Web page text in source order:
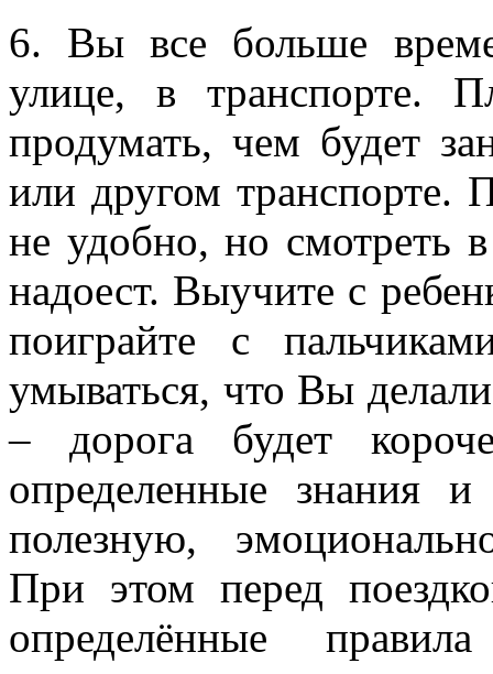
6. Вы все больше
улице, в транспорте.
продумать, чем будет
или другом транспорте.
не удобно, но смотреть
надоест. Выучите с
поиграйте с
умываться, что Вы
– дорога будет
определенные знания
полезную,
При этом перед
определённые